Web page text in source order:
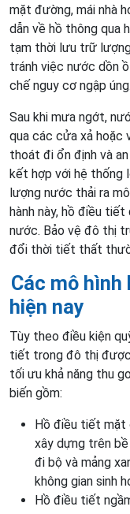
mặt đường, mái nhà
dẫn về hồ thông qua
tạm thời lưu trữ
tránh việc nước dồn
chế nguy cơ ngập úng.
Sau khi mưa ngớt,
qua các cửa xả hoặc
thoát đi ổn định và
kết hợp với hệ thống
lượng nước thải ra
hành này, hồ điều
nước. Bảo vệ đô thị
đổi thời tiết thất
Các mô hình
hiện nay
Tùy theo điều kiện
tiết trong đô thị được
tối ưu khả năng thu
biến gồm:
Hồ điều tiết mặt
xây dựng trên
đi bộ và mảng
không gian sinh
Hồ điều tiết